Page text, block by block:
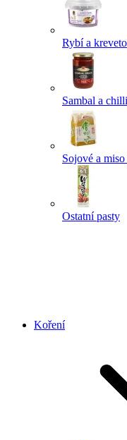
Rybí a
Sambal a
Sojové a
Ostatní pasty
Koření